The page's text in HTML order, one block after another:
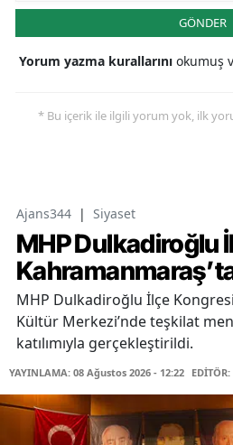
GÖNDER
Yorum yazma kurallarını okumuş
* Bu içerik ile ilgili yorum yok, ilk
Ajans344 | Siyaset
MHP Dulkadiroğlu
Kahramanmaraş’ta
MHP Dulkadiroğlu İlçe
Kültür Merkezi’nde teşkilat
katılımıyla gerçekleştirildi.
YAYINLAMA: 08 Ağustos 2026 - 12:22